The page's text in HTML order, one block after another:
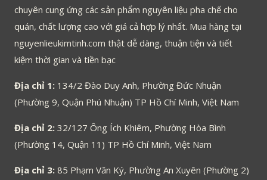
chuyên cung ứng các sản phẩm nguyên liệu pha chế cho
quán, chất lượng cao với giá cả hợp lý nhất. Mua hàng tại
nguyenlieukimtinh.com thật dễ dàng, thuận tiện và tiết
kiệm thời gian và tiền bạc
Địa chỉ 1: 134/2 Đào Duy Anh, Phường Đức Nhuận
(Phường 9, Quận Phú Nhuận) TP Hồ Chí Minh, Việt Nam
Địa chỉ 2: 32/127 Ông Ích Khiêm, Phường Hòa Bình
(Phường 14, Quận 11) TP Hồ Chí Minh, Việt Nam
Địa chỉ 3: 85 Phạm Văn Ký, Phường An Xuyên (Phường 2)